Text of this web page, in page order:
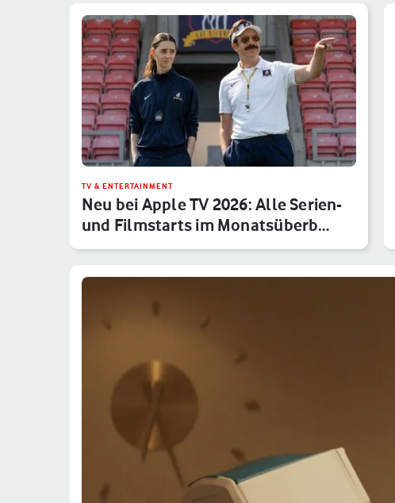
TV & ENTERTAINMENT
Neu bei Apple TV 2026: Alle Serien-
und Filmstarts im Monatsüberb…